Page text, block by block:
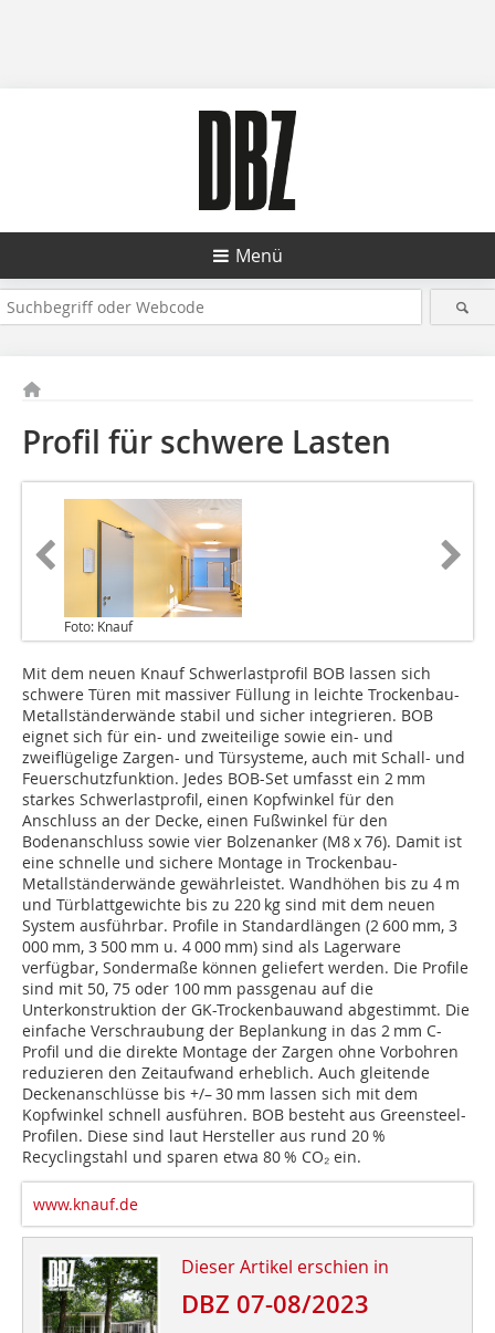
Menü
Profil für schwere Lasten
Foto: Knauf
Mit dem neuen Knauf Schwerlastprofil BOB lassen sich
schwere Türen mit massiver Füllung in leichte Trockenbau-
Metallständerwände stabil und sicher integrieren. BOB
eignet sich für ein- und zweiteilige sowie ein- und
zweiflügelige Zargen- und Türsysteme, auch mit Schall- und
Feuerschutzfunktion. Jedes BOB-Set umfasst ein 2 mm
starkes Schwerlastprofil, einen Kopfwinkel für den
Anschluss an der Decke, einen Fußwinkel für den
Bodenanschluss sowie vier Bolzenanker (M8 x 76). Damit ist
eine schnelle und sichere Montage in Trockenbau-
Metallständerwände gewährleistet. Wandhöhen bis zu 4 m
und Türblattgewichte bis zu 220 kg sind mit dem neuen
System ausführbar. Profile in Standardlängen (2 600 mm, 3
000 mm, 3 500 mm u. 4 000 mm) sind als Lagerware
verfügbar, Sondermaße können geliefert werden. Die Profile
sind mit 50, 75 oder 100 mm passgenau auf die
Unterkonstruktion der GK-Trockenbauwand abgestimmt. Die
einfache Verschraubung der Beplankung in das 2 mm C-
Profil und die direkte Montage der Zargen ohne Vorbohren
reduzieren den Zeitaufwand erheblich. Auch gleitende
Deckenanschlüsse bis +/– 30 mm lassen sich mit dem
Kopfwinkel schnell ausführen. BOB besteht aus Greensteel-
Profilen. Diese sind laut Hersteller aus rund 20 %
Recyclingstahl und sparen etwa 80 % CO₂ ein.
www.knauf.de
Dieser Artikel erschien in
DBZ 07-08/2023